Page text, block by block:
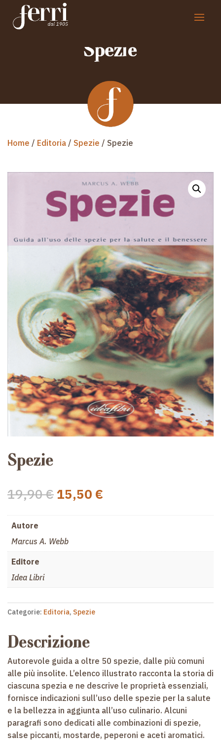
Spezie
Home / Editoria / Spezie / Spezie
Spezie
19,90€Il
prezzo
originale
19,90 €.
15,50 €Il
attuale
Autore
Marcus A. Webb
Editore
Idea Libri
Categorie: Editoria, Spezie
Descrizione
Autorevole guida a oltre 50 spezie, dalle più comuni
alle più insolite. L’elenco illustrato racconta la storia di
ciascuna spezia e ne descrive le proprietà essenziali,
fornisce indicazioni sull’uso delle spezie per la salute
e la bellezza in aggiunta all’uso culinario. Alcuni
paragrafi sono dedicati alle combinazioni di spezie,
salse piccanti, mostarde, peperoni e aceti aromatici.